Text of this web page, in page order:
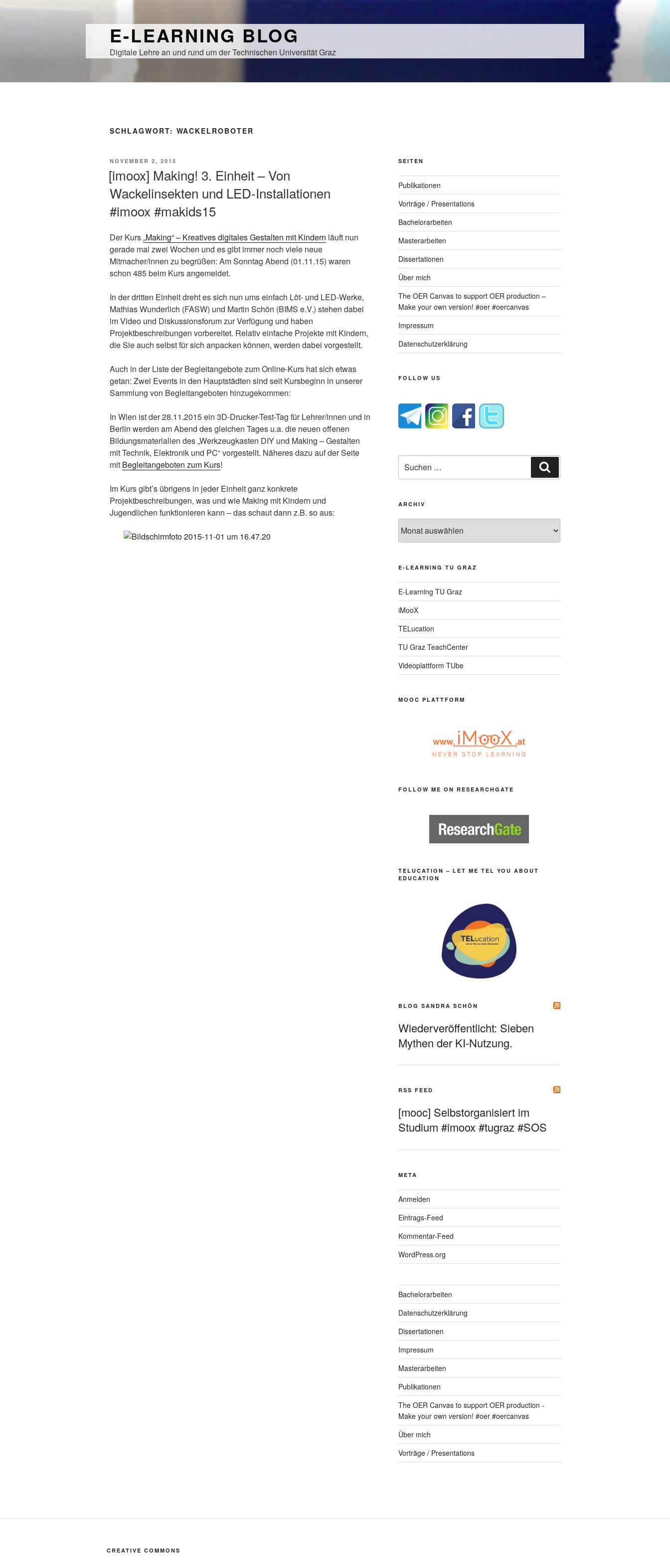
E-LEARNING BLOG
Digitale Lehre an und rund um der Technischen Universität Graz
SCHLAGWORT: WACKELROBOTER
VERÖFFENTLICHT
NOVEMBER 2, 2015
[imoox] Making! 3. Einheit – Von
Wackelinsekten und LED-Installationen
#imoox #makids15
Der Kurs„Making“ – Kreatives digitales Gestalten mit Kindern läuft nun
gerade mal zwei Wochen und es gibt immer noch viele neue
Mitmacher/innen zu begrüßen: Am Sonntag Abend (01.11.15) waren
schon 485 beim Kurs angemeldet.
In der dritten Einheit dreht es sich nun ums einfach Löt- und LED-Werke,
Mathias Wunderlich (FASW) und Martin Schön (BIMS e.V.) stehen dabei
im Video und Diskussionsforum zur Verfügung und haben
Projektbeschreibungen vorbereitet. Relativ einfache Projekte mit Kindern,
die Sie auch selbst für sich anpacken können, werden dabei vorgestellt.
Auch in der Liste der Begleitangebote zum Online-Kurs hat sich etwas
getan: Zwei Events in den Hauptstädten sind seit Kursbeginn in unserer
Sammlung von Begleitangeboten hinzugekommen:
In Wien ist der 28.11.2015 ein 3D-Drucker-Test-Tag für Lehrer/innen und in
Berlin werden am Abend des gleichen Tages u.a. die neuen offenen
Bildungsmaterialien des „Werkzeugkasten DIY und Making – Gestalten
mit Technik, Elektronik und PC“ vorgestellt. Näheres dazu auf der Seite
mit Begleitangeboten zum Kurs!
Im Kurs gibt’s übrigens in jeder Einheit ganz konkrete
Projektbeschreibungen, was und wie Making mit Kindern und
Jugendlichen funktionieren kann – das schaut dann z.B. so aus:
SEITEN
Publikationen
Vorträge / Presentations
Bachelorarbeiten
Masterarbeiten
Dissertationen
Über mich
The OER Canvas to support OER production –
Make your own version! #oer #oercanvas
Impressum
Datenschutzerklärung
FOLLOW US
nach:
ARCHIV
E-LEARNING TU GRAZ
E-Learning TU Graz
iMooX
TELucation
TU Graz TeachCenter
Videoplattform TUbe
MOOC PLATTFORM
FOLLOW ME ON RESEARCHGATE
TELUCATION – LET ME TEL YOU ABOUT
EDUCATION
BLOG SANDRA SCHÖN
Wiederveröffentlicht: Sieben
Mythen der KI-Nutzung.
RSS FEED
[mooc] Selbstorganisiert im
Studium #imoox #tugraz #SOS
META
Anmelden
Eintrags-Feed
Kommentar-Feed
WordPress.org
Bachelorarbeiten
Datenschutzerklärung
Dissertationen
Impressum
Masterarbeiten
Publikationen
The OER Canvas to support OER production -
Make your own version! #oer #oercanvas
Über mich
Vorträge / Presentations
CREATIVE COMMONS